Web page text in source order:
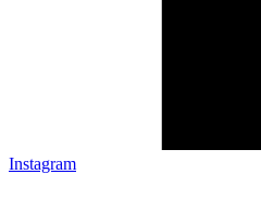
Instagram